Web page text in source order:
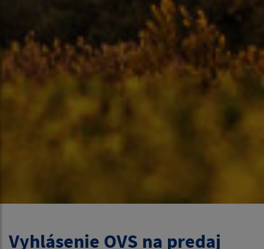
Vyhlásenie OVS na predaj